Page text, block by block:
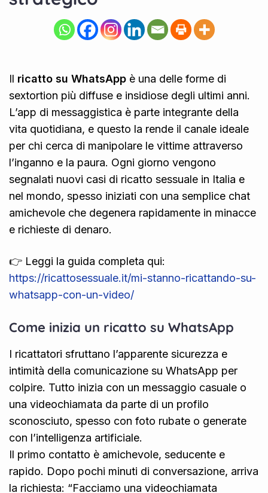
Il ricatto su WhatsApp è una delle forme di
sextortion più diffuse e insidiose degli ultimi anni.
L’app di messaggistica è parte integrante della
vita quotidiana, e questo la rende il canale ideale
per chi cerca di manipolare le vittime attraverso
l’inganno e la paura. Ogni giorno vengono
segnalati nuovi casi di ricatto sessuale in Italia e
nel mondo, spesso iniziati con una semplice chat
amichevole che degenera rapidamente in minacce
e richieste di denaro.
👉 Leggi la guida completa qui:
https://ricattosessuale.it/mi-stanno-ricattando-su-
whatsapp-con-un-video/
Come inizia un ricatto su WhatsApp
I ricattatori sfruttano l’apparente sicurezza e
intimità della comunicazione su WhatsApp per
colpire. Tutto inizia con un messaggio casuale o
una videochiamata da parte di un profilo
sconosciuto, spesso con foto rubate o generate
con l’intelligenza artificiale.
Il primo contatto è amichevole, seducente e
rapido. Dopo pochi minuti di conversazione, arriva
la richiesta: “Facciamo una videochiamata